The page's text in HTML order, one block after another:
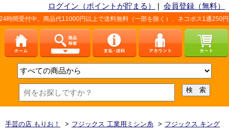
ログイン（ポイントが貯まる） | 会員登録（無料）
受付中。商品代11000円以上で送料無料（一部を除く）、ネコポス1通250円（
手芸の店 もりお！ > フジックス 工業用ミシン糸 > フジックス キング